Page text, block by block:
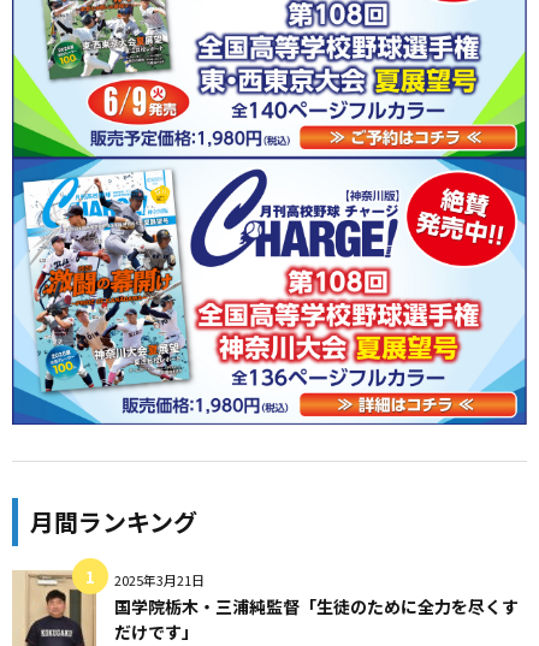
月間ランキング
2025年3月21日
国学院栃木・三浦純監督「生徒のために全力を尽くす
だけです」